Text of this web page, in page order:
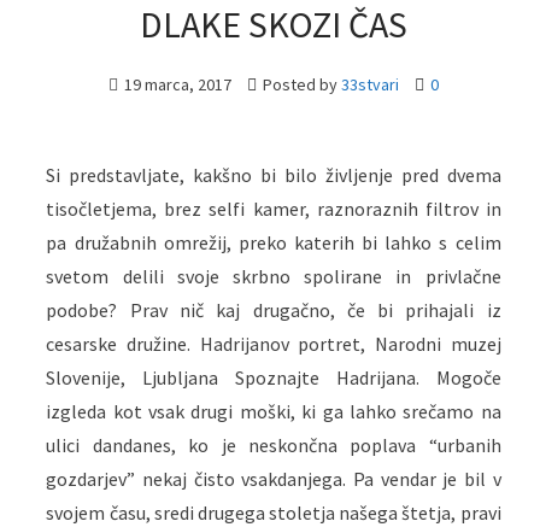
DLAKE SKOZI ČAS
19 marca, 2017 Posted by33stvari 0
Si predstavljate, kakšno bi bilo življenje pred dvema
tisočletjema, brez selfi kamer, raznoraznih filtrov in
pa družabnih omrežij, preko katerih bi lahko s celim
svetom delili svoje skrbno spolirane in privlačne
podobe? Prav nič kaj drugačno, če bi prihajali iz
cesarske družine. Hadrijanov portret, Narodni muzej
Slovenije, Ljubljana Spoznajte Hadrijana. Mogoče
izgleda kot vsak drugi moški, ki ga lahko srečamo na
ulici dandanes, ko je neskončna poplava “urbanih
gozdarjev” nekaj čisto vsakdanjega. Pa vendar je bil v
svojem času, sredi drugega stoletja našega štetja, pravi